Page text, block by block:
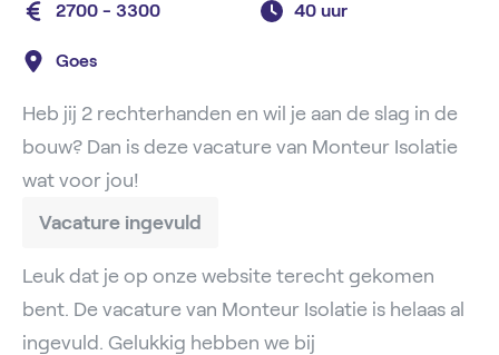
2700 - 3300 40 uur
Goes
Heb jij 2 rechterhanden en wil je aan de slag in de
bouw? Dan is deze vacature van Monteur Isolatie
wat voor jou!
Vacature ingevuld
Leuk dat je op onze website terecht gekomen
bent. De vacature van Monteur Isolatie is helaas al
ingevuld. Gelukkig hebben we bij